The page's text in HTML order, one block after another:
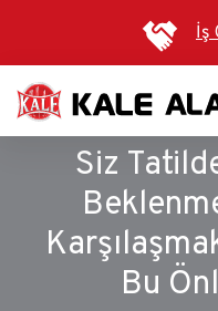
atla
İş
Siz
Bu